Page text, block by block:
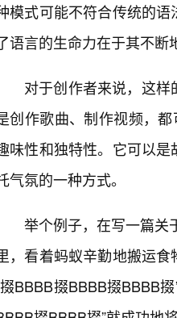
模式可能不符合传统的
语言的生命力在于其不断
对于创作者来说，这
创作歌曲、制作视频，
味性和独特性。它可以
气氛的一种方式。
举个例子，在写一篇关
，看着蚂蚁辛勤地搬运
BBBB掇BBBB掇BBBB